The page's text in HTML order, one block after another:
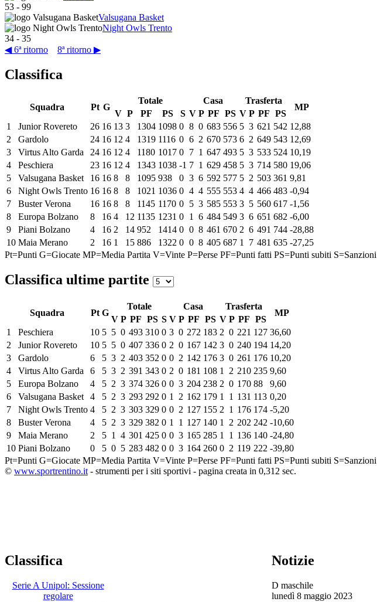
53 - 99
Valsugana Basket
Night Owls Trento
34 - 35
◀ 6ª ritorno
8ª ritorno ▶
Classifica
Squadra Pt G
Totale Casa Trasferta
MP
V P PF PS S V P PF PS V P PF PS
1
Junior Rovereto 26 16 13 3 1304 1098 0 8 0 683 556 5 3 621 542 12,88
2
Gardolo 24 16 12 4 1319 1116 0 6 2 670 573 6 2 649 543 12,69
3
Virtus Alto Garda 24 16 12 4 1180 1017 0 7 1 647 493 5 3 533 524 10,19
4
Peschiera 23 16 12 4 1343 1038 -1 7 1 629 458 5 3 714 580 19,06
5
Valsugana Basket 16 16 8 8 1095 938 0 3 6 592 577 5 2 503 361 9,81
6
Night Owls Trento 16 16 8 8 1021 1036 0 4 4 555 553 4 4 466 483 -0,94
7
Buster Verona 16 16 8 8 1145 1170 0 5 3 585 553 3 5 560 617 -1,56
8
Europa Bolzano 8 16 4 12 1135 1231 0 1 6 484 549 3 6 651 682 -6,00
9
Piani Bolzano 4 16 2 14 952 1414 0 0 8 461 670 2 6 491 744 -28,88
10 Maia Merano 2 16 1 15 886 1322 0 0 8 405 687 1 7 481 635 -27,25
Pt=Punti G=Giocate MP=Media Partita V=Vinte P=Perse PF=Punti fatti PS=Punti subiti S=Sanzioni
Classifica ultime partite
Squadra Pt G
Totale Casa Trasferta
MP
V P PF PS S V P PF PS V P PF PS
1
Peschiera 10 5 5 0 493 310 0 3 0 272 183 2 0 221 127 36,60
2
Junior Rovereto 10 5 5 0 407 336 0 2 0 167 142 3 0 240 194 14,20
3
Gardolo 6 5 3 2 403 352 0 0 2 142 176 3 0 261 176 10,20
4
Virtus Alto Garda 6 5 3 2 391 343 0 2 0 181 108 1 2 210 235 9,60
5
Europa Bolzano 4 5 2 3 374 326 0 0 3 204 238 2 0 170 88
9,60
6
Valsugana Basket 4 5 2 3 293 292 0 1 2 162 179 1 1 131 113 0,20
7
Night Owls Trento 4 5 2 3 303 329 0 0 2 127 155 2 1 176 174 -5,20
8
Buster Verona 4 5 2 3 329 382 0 1 1 127 140 1 2 202 242 -10,60
9
Maia Merano 2 5 1 4 301 425 0 0 3 165 285 1 1 136 140 -24,80
10 Piani Bolzano 0 5 0 5 283 482 0 0 3 164 260 0 2 119 222 -39,80
Pt=Punti G=Giocate MP=Media Partita V=Vinte P=Perse PF=Punti fatti PS=Punti subiti S=Sanzioni
© www.sportrentino.it - strumenti per i siti sportivi - pagina creata in 0,312 sec.
Classifica
Serie A Unipol: Sessione
regolare
Notizie
D maschile
lunedì 8 maggio 2023